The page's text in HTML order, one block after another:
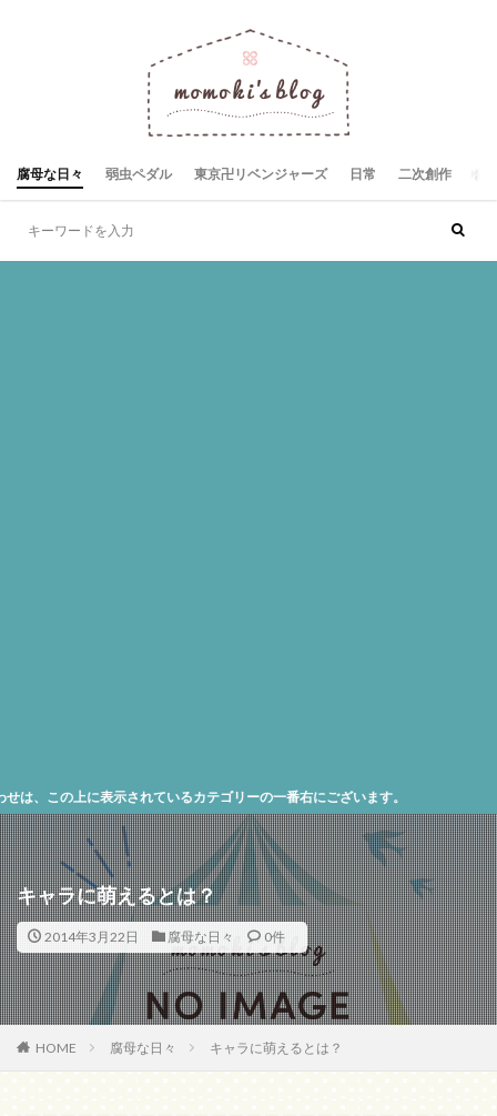
腐母な日々 弱虫ペダル 東京卍リベンジャーズ 日常 二次創作 お
この上に表示されているカテゴリーの一番右にございます。
キャラに萌えるとは？
2014年3月22日 腐母な日々 0件
HOME 腐母な日々 キャラに萌えるとは？